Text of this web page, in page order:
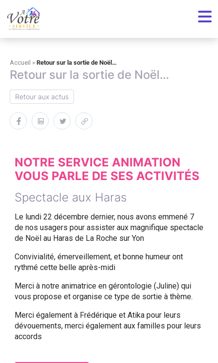
Toutes nos actualités
Accueil » Retour sur la sortie de Noël…
Retour sur la sortie de Noël…
Retour aux actus
NOTRE SERVICE ANIMATION
VOUS PARLE DE SES ACTIVITÉS
Spectacle aux Haras
Le lundi 22 décembre dernier, nous avons emmené 7
de nos usagers pour assister aux magnifique spectacle
de Noël au Haras de La Roche sur Yon
Convivialité, émerveillement, et bonne humeur ont
rythmé cette belle après-midi
Merci à notre animatrice en gérontologie (Juline) qui
vous propose et organise ce type de sortie à thème.
Merci également à Frédérique et Atika pour leurs
dévouements, merci également aux familles pour leurs
accords